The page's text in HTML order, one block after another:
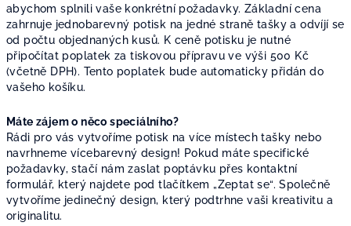
abychom splnili vaše konkrétní požadavky. Základní cena
zahrnuje jednobarevný potisk na jedné straně tašky a odvíjí se
od počtu objednaných kusů. K ceně potisku je nutné
připočítat poplatek za tiskovou přípravu ve výši 500 Kč
(včetně DPH). Tento poplatek bude automaticky přidán do
vašeho košíku.
Máte zájem o něco speciálního?
Rádi pro vás vytvoříme potisk na více místech tašky nebo
navrhneme vícebarevný design! Pokud máte specifické
požadavky, stačí nám zaslat poptávku přes kontaktní
formulář, který najdete pod tlačítkem „Zeptat se“. Společně
vytvoříme jedinečný design, který podtrhne vaši kreativitu a
originalitu.